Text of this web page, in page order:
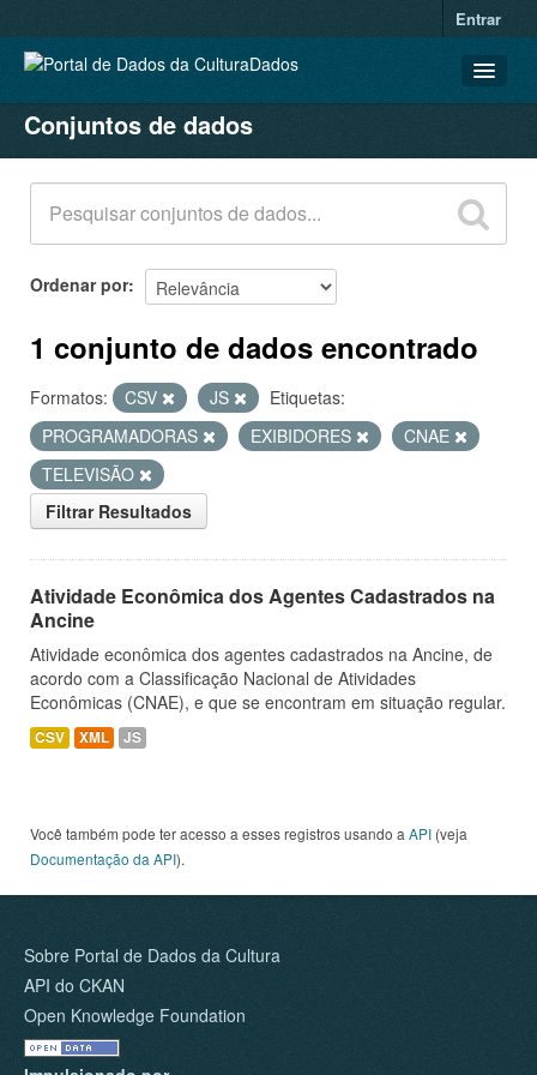
Entrar
CONJUNTOS DE DADOS
ORGANIZAÇÕES
GRUPOS
SOBRE
Conjuntos de dados
Ordenar por
1 conjunto de dados encontrado
Formatos: CSV JS
Etiquetas:
PROGRAMADORAS
EXIBIDORES
CNAE
TELEVISÃO
Filtrar Resultados
Atividade Econômica dos Agentes Cadastrados na
Ancine
Atividade econômica dos agentes cadastrados na Ancine, de
acordo com a Classificação Nacional de Atividades
Econômicas (CNAE), e que se encontram em situação regular.
CSV XML JS
Você também pode ter acesso a esses registros usando a API (veja
Documentação da API).
Sobre Portal de Dados da Cultura
API do CKAN
Open Knowledge Foundation